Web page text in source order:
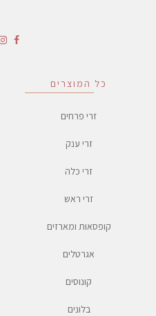
כל המוצרים
זרי פרחים
זרי ענק
זרי כלה
זרי ראש
קופסאות ומארזים
אגרטלים
קונוסים
בלונים